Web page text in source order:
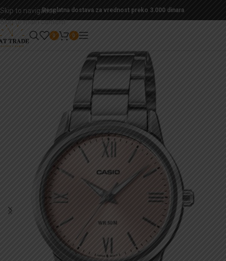
Skip to navigation
Skip to main content
Besplatna dostava za vrednost preko 3.000 dinara
0 0